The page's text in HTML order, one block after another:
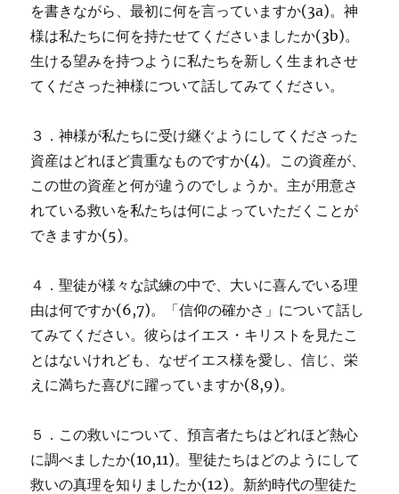
を書きながら、最初に何を言っていますか(3a)。神
様は私たちに何を持たせてくださいましたか(3b)。
生ける望みを持つように私たちを新しく生まれさせ
てくださった神様について話してみてください。
３．神様が私たちに受け継ぐようにしてくださった
資産はどれほど貴重なものですか(4)。この資産が、
この世の資産と何が違うのでしょうか。主が用意さ
れている救いを私たちは何によっていただくことが
できますか(5)。
４．聖徒が様々な試練の中で、大いに喜んでいる理
由は何ですか(6,7)。「信仰の確かさ」について話し
てみてください。彼らはイエス・キリストを見たこ
とはないけれども、なぜイエス様を愛し、信じ、栄
えに満ちた喜びに躍っていますか(8,9)。
５．この救いについて、預言者たちはどれほど熱心
に調べましたか(10,11)。聖徒たちはどのようにして
救いの真理を知りましたか(12)。新約時代の聖徒た